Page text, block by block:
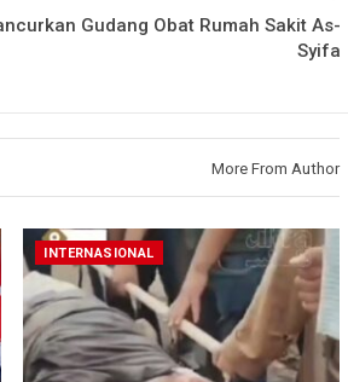
Gudang Obat Rumah Sakit As-
Syifa
More From Author
INTERNASIONAL